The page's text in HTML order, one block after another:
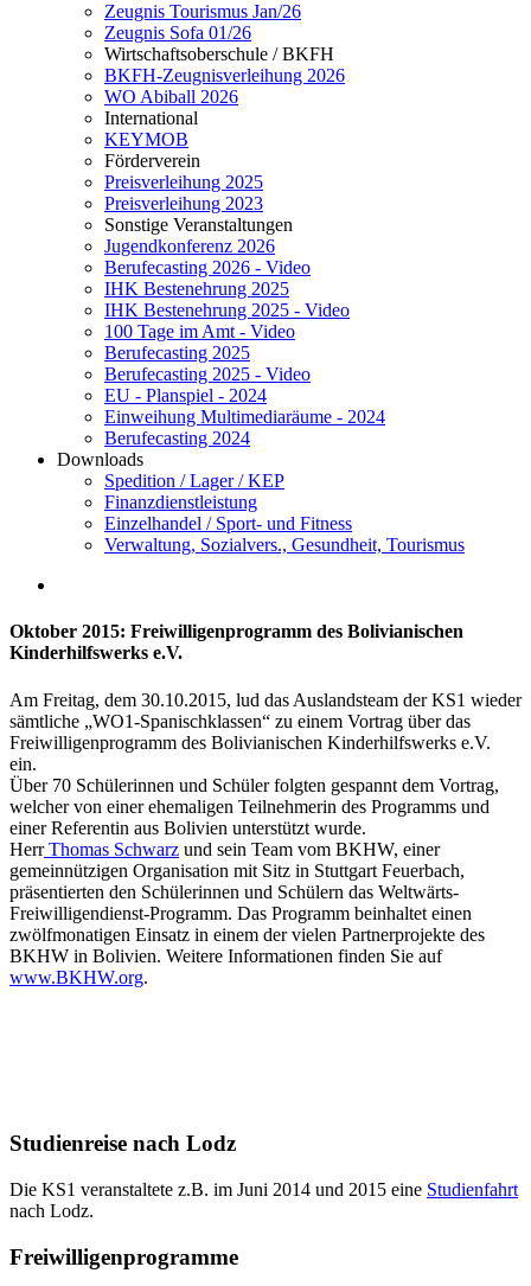
Zeugnis Tourismus Jan/26
Zeugnis Sofa 01/26
Wirtschaftsoberschule / BKFH
BKFH-Zeugnisverleihung 2026
WO Abiball 2026
International
KEYMOB
Förderverein
Preisverleihung 2025
Preisverleihung 2023
Sonstige Veranstaltungen
Jugendkonferenz 2026
Berufecasting 2026 - Video
IHK Bestenehrung 2025
IHK Bestenehrung 2025 - Video
100 Tage im Amt - Video
Berufecasting 2025
Berufecasting 2025 - Video
EU - Planspiel - 2024
Einweihung Multimediaräume - 2024
Berufecasting 2024
Downloads
Spedition / Lager / KEP
Finanzdienstleistung
Einzelhandel / Sport- und Fitness
Verwaltung, Sozialvers., Gesundheit, Tourismus
Oktober 2015: Freiwilligenprogramm des Bolivianischen
Kinderhilfswerks e.V.
Am Freitag, dem 30.10.2015, lud das Auslandsteam der KS1 wieder
sämtliche „WO1-Spanischklassen“ zu einem Vortrag über das
Freiwilligenprogramm des Bolivianischen Kinderhilfswerks e.V.
ein.
Über 70 Schülerinnen und Schüler folgten gespannt dem Vortrag,
welcher von einer ehemaligen Teilnehmerin des Programms und
einer Referentin aus Bolivien unterstützt wurde.
HerrThomas Schwarz und sein Team vom BKHW, einer
gemeinnützigen Organisation mit Sitz in Stuttgart Feuerbach,
präsentierten den Schülerinnen und Schülern das Weltwärts-
Freiwilligendienst-Programm. Das Programm beinhaltet einen
zwölfmonatigen Einsatz in einem der vielen Partnerprojekte des
BKHW in Bolivien. Weitere Informationen finden Sie auf
www.BKHW.org.
Studienreise nach Lodz
Die KS1 veranstaltete z.B. im Juni 2014 und 2015 eine Studienfahrt
nach Lodz.
Freiwilligenprogramme